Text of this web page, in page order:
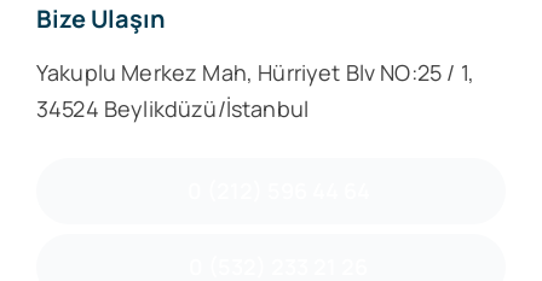
Bize Ulaşın
Yakuplu Merkez Mah, Hürriyet Blv NO:25 / 1,
34524 Beylikdüzü/İstanbul